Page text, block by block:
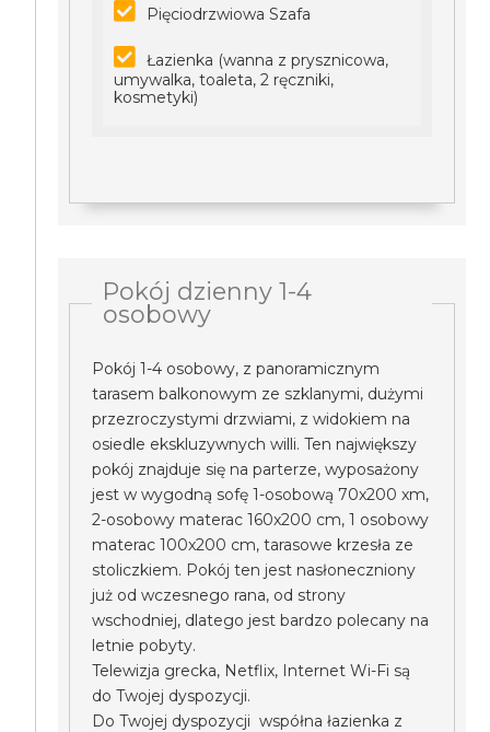
Pięciodrzwiowa Szafa
Łazienka (wanna z prysznicowa,
umywalka, toaleta, 2 ręczniki,
kosmetyki)
Pokój dzienny 1-4
osobowy
Pokój 1-4 osobowy, z panoramicznym
tarasem balkonowym ze szklanymi, dużymi
przezroczystymi drzwiami, z widokiem na
osiedle ekskluzywnych willi. Ten największy
pokój znajduje się na parterze, wyposażony
jest w wygodną sofę 1-osobową 70x200 xm,
2-osobowy materac 160x200 cm, 1 osobowy
materac 100x200 cm, tarasowe krzesła ze
stoliczkiem. Pokój ten jest nasłoneczniony
już od wczesnego rana, od strony
wschodniej, dlatego jest bardzo polecany na
letnie pobyty.
Telewizja grecka, Netflix, Internet Wi-Fi są
do Twojej dyspozycji.
Do Twojej dyspozycji współna łazienka z